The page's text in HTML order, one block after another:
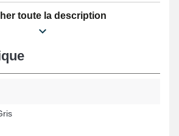
soignée, ainsi que sa polyvalence
de références comme : Galaxy Watch 5 (40
Watch 7 (40 mm), Galaxy Watch 3 (41
de la marque Samsung. À l'aide de sa
Samsung se marie pleinement à une
de la marque.
toute la description